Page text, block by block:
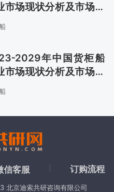
市场现状分析及市场前
估报告
2029年中国货柜船
市场现状分析及市场前
估报告
信客服 订购流程
京迪索共研咨询有限公司